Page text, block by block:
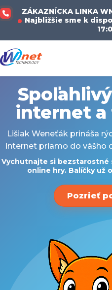
ZÁKAZNÍCKA LINKA
Najbližšie sme k
internet a
Lišiak Weneťák prináša
internet priamo do vášho
Vychutnajte si bezstarostné
online hry. Balíčky už
Pozrieť